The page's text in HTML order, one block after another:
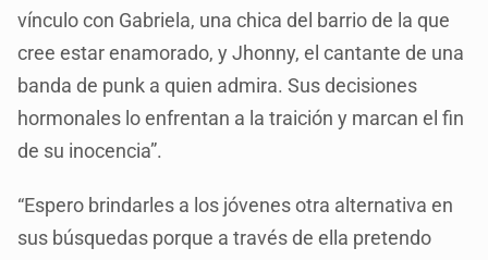
vínculo con Gabriela, una chica del barrio de la que
cree estar enamorado, y Jhonny, el cantante de una
banda de punk a quien admira. Sus decisiones
hormonales lo enfrentan a la traición y marcan el fin
de su inocencia”.
“Espero brindarles a los jóvenes otra alternativa en
sus búsquedas porque a través de ella pretendo